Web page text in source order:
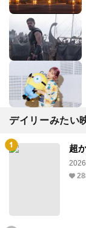
デイリーみたい
超